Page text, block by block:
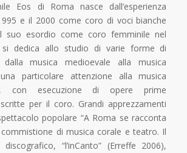
Eos di Roma nasce dall’esperienza
e il 2000 come coro di voci bianche
suo esordio come coro femminile nel
dedica allo studio di varie forme di
musica medioevale alla musica
particolare attenzione alla musica
con esecuzione di opere prime
per il coro. Grandi apprezzamenti
popolare “A Roma se racconta
di musica corale e teatro. Il
“l’inCanto” (Erreffe 2006),